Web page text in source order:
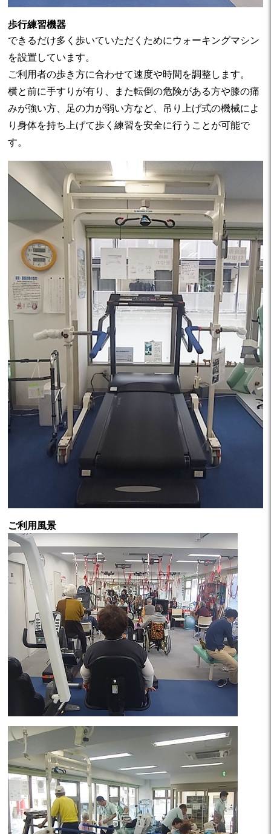
歩行練習機器
できるだけ多く歩いていただくためにウォーキングマシン
を設置しています。
ご利用者の歩き方に合わせて速度や時間を調整します。
横と前に手すりが有り、また転倒の危険がある方や膝の痛
みが強い方、足の力が弱い方など、吊り上げ式の機械によ
り身体を持ち上げて歩く練習を安全に行うことが可能で
す。
ご利用風景